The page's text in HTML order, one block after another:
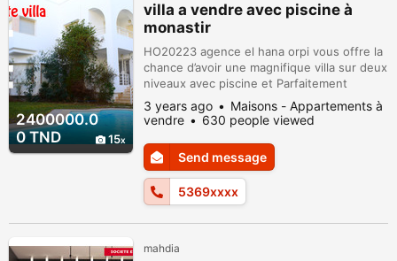
2400000.0
0 TND
15
villa a vendre avec piscine à
monastir
HO20223 agence el hana orpi vous offre la
chance d’avoir une magnifique villa sur deux
niveaux avec piscine et Parfaitement
ensoleillée ☀️ située dans un quartier très
calme?dans le palais présidentiel de Habib
Bourguiba à Skanes , Monastir avec vue sur
mer. quartier très calme à 2 pas des
#commerces et en parfait état, à 5 minute
de la #plage?‍♀️ de 500.m² ...
3 years ago
Maisons - Appartements à
vendre
630 people viewed
Send message
5369xxxx
mahdia